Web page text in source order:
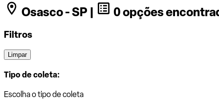
Osasco - SP | 0 opções
Filtros
Limpar
Tipo de coleta:
Escolha o tipo de coleta